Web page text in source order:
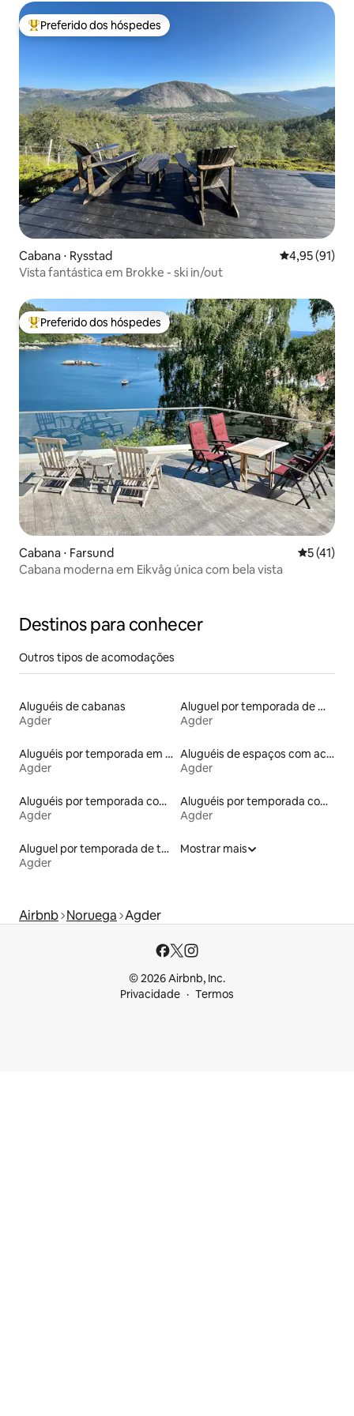
Entre os melhores preferidos dos hóspedes
Preferido dos hóspedes
Cabana ⋅ Rysstad 4,95 de uma
4,95 (91)
Vista fantástica em Brokke - ski in/out
Entre os melhores preferidos dos hóspedes
Preferido dos hóspedes
Cabana ⋅ Farsund 5 de uma
5 (41)
Cabana moderna em Eikvåg única com bela vista
Destinos para conhecer
Outros tipos de acomodações
Aluguéis de cabanas
Agder
Aluguel por temporada de microcasas
Agder
Aluguéis por temporada em hotéis-fazenda
Agder
Aluguéis de espaços com acesso direto a pistas de esqui
Agder
Aluguéis por temporada com banheira de hidromassagem
Agder
Aluguéis por temporada com acesso ao lago
Agder
Aluguel por temporada de tendas
Agder
Mostrar mais
Airbnb Noruega Agder
© 2026 Airbnb, Inc.
Privacidade
Termos